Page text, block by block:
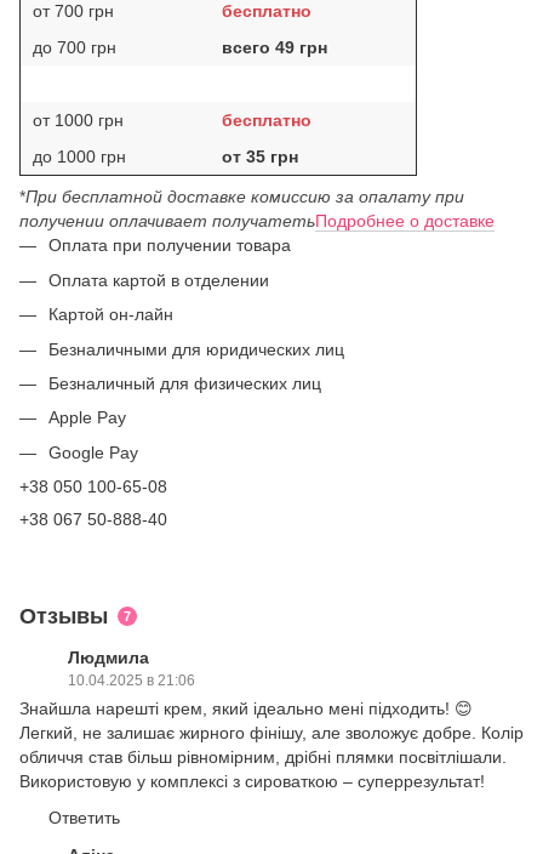
от 700 грн
бесплатно
до 700 грн
всего 49 грн
от 1000 грн
бесплатно
до 1000 грн
от 35 грн
*При бесплатной доставке комиссию за опалату при
получении оплачивает получатетьПодробнее о доставке
Оплата при получении товара
Оплата картой в отделении
Картой он-лайн
Безналичными для юридических лиц
Безналичный для физических лиц
Apple Pay
Google Pay
+38 050 100-65-08
+38 067 50-888-40
Отзывы 7
Людмила
10.04.2025 в 21:06
Знайшла нарешті крем, який ідеально мені підходить! 😊
Легкий, не залишає жирного фінішу, але зволожує добре. Колір
обличчя став більш рівномірним, дрібні плямки посвітлішали.
Використовую у комплексі з сироваткою – суперрезультат!
Ответить